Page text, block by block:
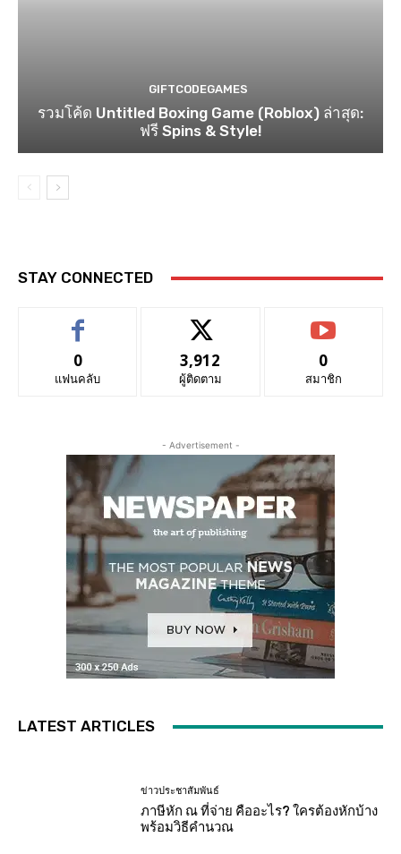
GIFTCODEGAMES
รวมโค้ด Untitled Boxing Game (Roblox) ล่าสุด:
ฟรี Spins & Style!
STAY CONNECTED
0
แฟนคลับ
3,912
ผู้ติดตาม
0
สมาชิก
- Advertisement -
LATEST ARTICLES
ข่าวประชาสัมพันธ์
ภาษีหัก ณ ที่จ่าย คืออะไร? ใครต้องหักบ้าง
พร้อมวิธีคำนวณ